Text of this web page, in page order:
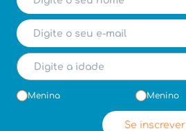
Menina Menino
Se inscrever